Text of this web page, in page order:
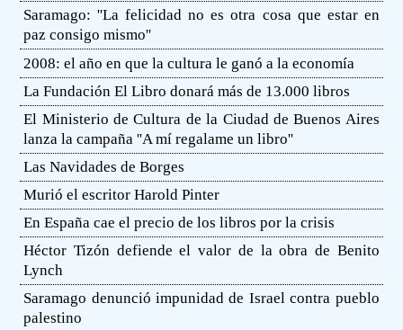
Saramago: ''La felicidad no es otra cosa que estar en
paz consigo mismo''
2008: el año en que la cultura le ganó a la economía
La Fundación El Libro donará más de 13.000 libros
El Ministerio de Cultura de la Ciudad de Buenos Aires
lanza la campaña ''A mí regalame un libro''
Las Navidades de Borges
Murió el escritor Harold Pinter
En España cae el precio de los libros por la crisis
Héctor Tizón defiende el valor de la obra de Benito
Lynch
Saramago denunció impunidad de Israel contra pueblo
palestino